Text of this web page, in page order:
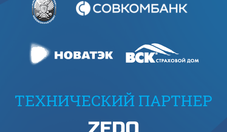
ТЕХНИЧЕСКИЙ ПАРТНЕР